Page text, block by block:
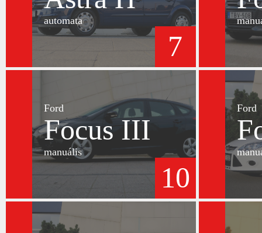
automata
7
Ford
Focus III
manuális
10
Ford